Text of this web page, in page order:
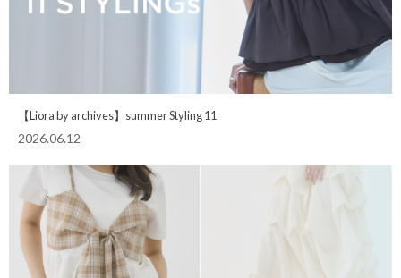
【Liora by archives】summer Styling 11
2026.06.12